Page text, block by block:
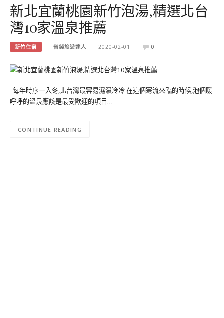
新北宜蘭桃園新竹泡湯,精選北台
灣10家溫泉推薦
新竹住宿 省錢旅遊達人 2020-02-01 0
每年時序一入冬,北台灣最容易濕濕冷冷 在這個寒流來臨的時候,泡個暖
呼呼的溫泉應該是最受歡迎的項目…
CONTINUE READING